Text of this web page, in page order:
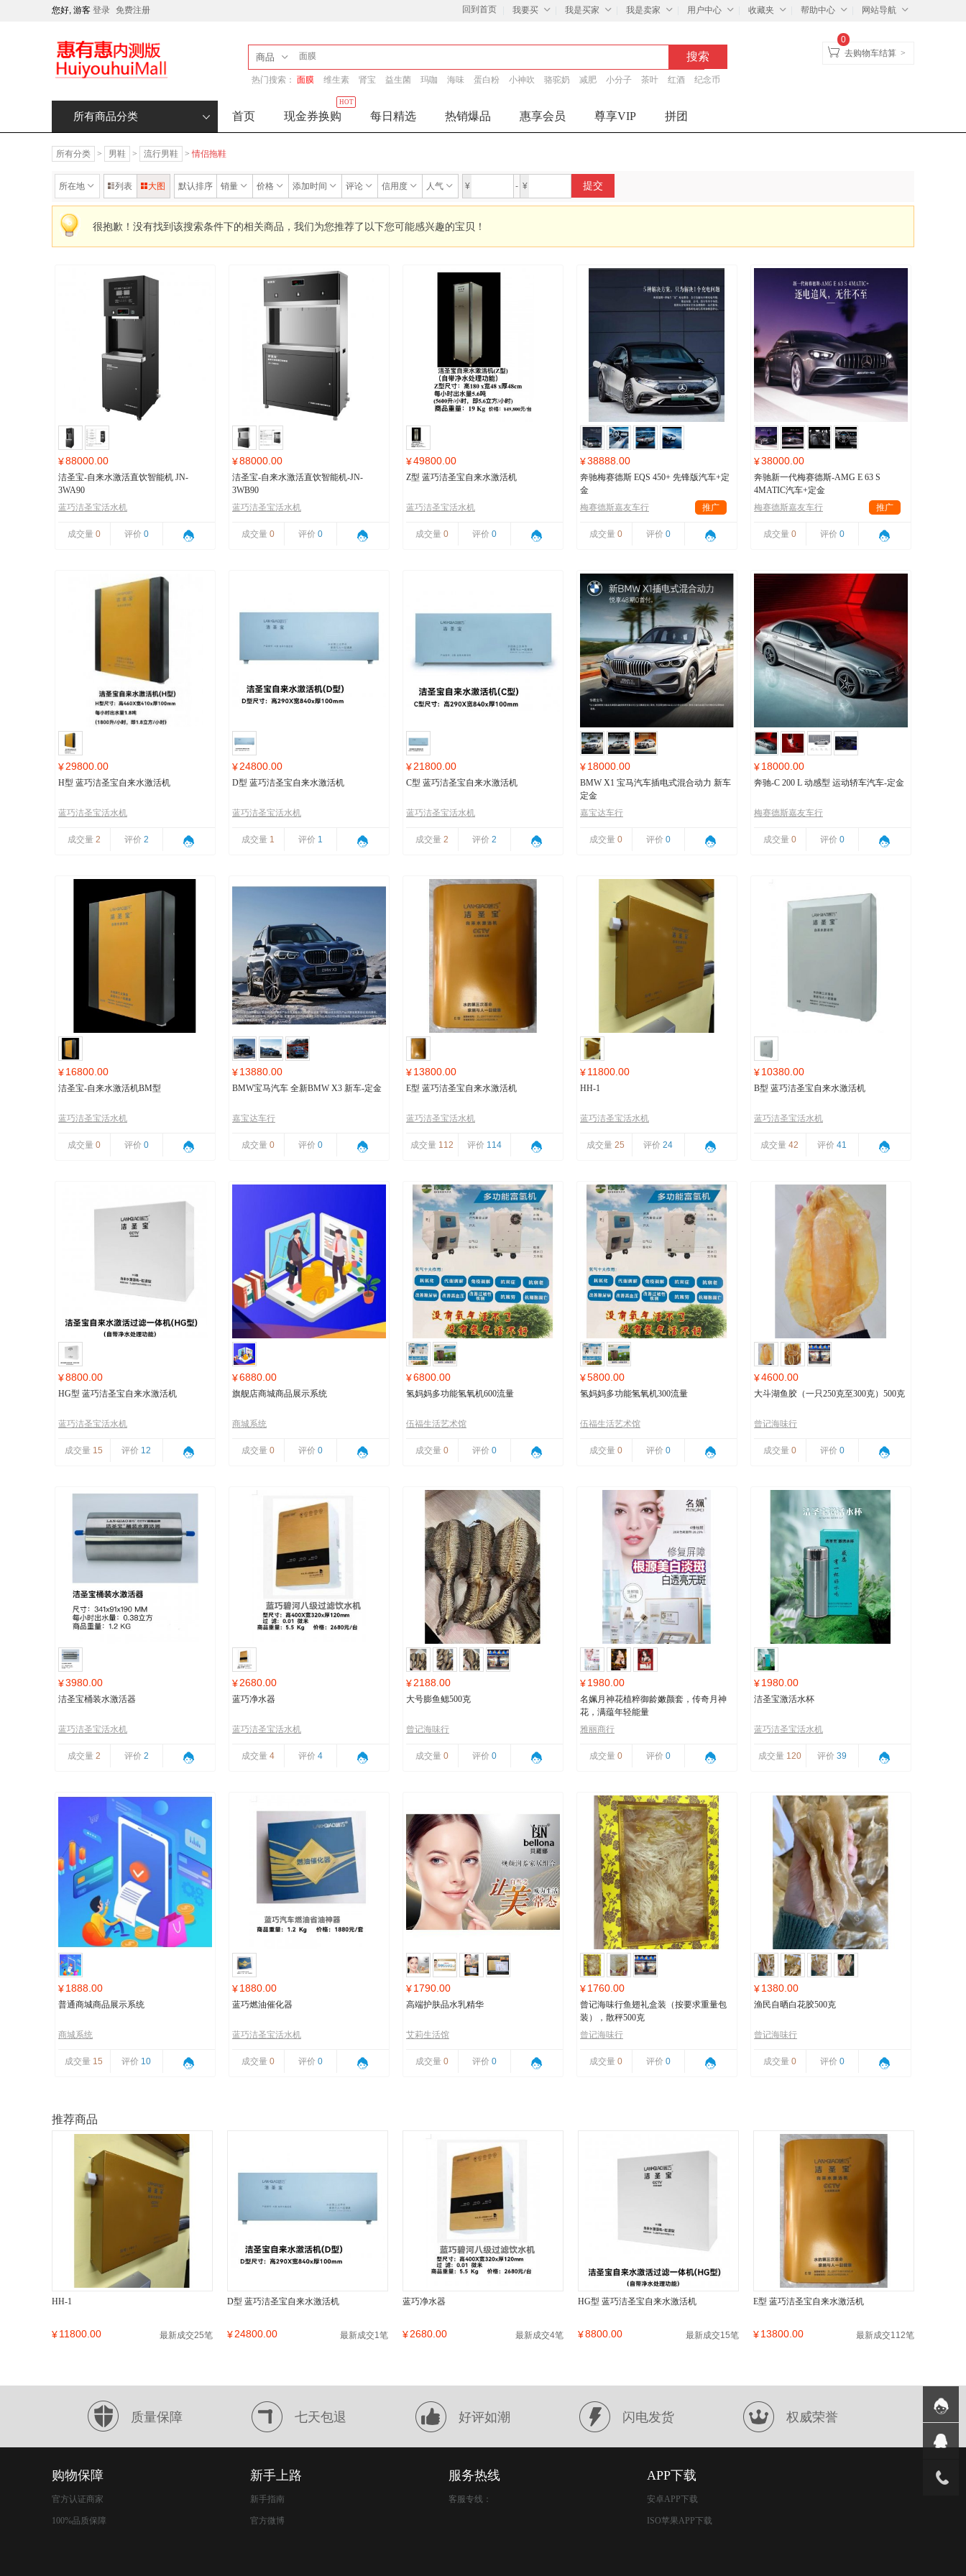
您好, 游客 登录 免费注册 回到首页 我要买 我是买家 我是卖家 用户中心 收藏夹 帮助中心 网站导航
商品
热门搜索： 面膜 维生素 肾宝 益生菌 玛咖 海味 蛋白粉 小神吹 骆驼奶 减肥 小分子 茶叶 红酒 纪念币
去购物车结算 >
0
所有商品分类 首页 现金券换购
HOT
每日精选 热销爆品 惠享会员 尊享VIP 拼团
所有分类 > 男鞋 > 流行男鞋 > 情侣拖鞋
所在地 列表 大图 默认排序 销量 价格 添加时间 评论 信用度 人气 ¥ - ¥ 提交
很抱歉！没有找到该搜索条件下的相关商品，我们为您推荐了以下您可能感兴趣的宝贝！
¥88000.00
洁圣宝-自来水激活直饮智能机 JN-
3WA90
蓝巧洁圣宝活水机
成交量 0 评价 0
¥88000.00
洁圣宝-自来水激活直饮智能机-JN-
3WB90
蓝巧洁圣宝活水机
成交量 0 评价 0
¥49800.00
Z型 蓝巧洁圣宝自来水激活机
蓝巧洁圣宝活水机
成交量 0 评价 0
¥38888.00
奔驰梅赛德斯 EQS 450+ 先锋版汽车+定
金
梅赛德斯嘉友车行
推广
成交量 0 评价 0
¥38000.00
奔驰新一代梅赛德斯-AMG E 63 S
4MATIC汽车+定金
梅赛德斯嘉友车行
推广
成交量 0 评价 0
¥29800.00
H型 蓝巧洁圣宝自来水激活机
蓝巧洁圣宝活水机
成交量 2 评价 2
¥24800.00
D型 蓝巧洁圣宝自来水激活机
蓝巧洁圣宝活水机
成交量 1 评价 1
¥21800.00
C型 蓝巧洁圣宝自来水激活机
蓝巧洁圣宝活水机
成交量 2 评价 2
¥18000.00
BMW X1 宝马汽车插电式混合动力 新车
定金
嘉宝达车行
成交量 0 评价 0
¥18000.00
奔驰-C 200 L 动感型 运动轿车汽车-定金
梅赛德斯嘉友车行
成交量 0 评价 0
¥16800.00
洁圣宝-自来水激活机BM型
蓝巧洁圣宝活水机
成交量 0 评价 0
¥13880.00
BMW宝马汽车 全新BMW X3 新车-定金
嘉宝达车行
成交量 0 评价 0
¥13800.00
E型 蓝巧洁圣宝自来水激活机
蓝巧洁圣宝活水机
成交量 112 评价 114
¥11800.00
HH-1
蓝巧洁圣宝活水机
成交量25 评价24
¥10380.00
B型 蓝巧洁圣宝自来水激活机
蓝巧洁圣宝活水机
成交量42 评价41
¥8800.00
HG型 蓝巧洁圣宝自来水激活机
蓝巧洁圣宝活水机
成交量 15 评价 12
¥6880.00
旗舰店商城商品展示系统
商城系统
成交量 0 评价 0
¥6800.00
氢妈妈多功能氢氧机600流量
伍福生活艺术馆
成交量 0 评价 0
¥5800.00
氢妈妈多功能氢氧机300流量
伍福生活艺术馆
成交量 0 评价 0
¥4600.00
大斗湖鱼胶（一只250克至300克）500克
曾记海味行
成交量 0 评价 0
¥3980.00
洁圣宝桶装水激活器
蓝巧洁圣宝活水机
成交量 2 评价 2
¥2680.00
蓝巧净水器
蓝巧洁圣宝活水机
成交量 4 评价 4
¥2188.00
大号膨鱼鳃500克
曾记海味行
成交量 0 评价 0
¥1980.00
名姵月神花植粹御龄嫩颜套，传奇月神
花，满蕴年轻能量
雅丽商行
成交量 0 评价 0
¥1980.00
洁圣宝激活水杯
蓝巧洁圣宝活水机
成交量 120 评价39
¥1888.00
普通商城商品展示系统
商城系统
成交量 15 评价 10
¥1880.00
蓝巧燃油催化器
蓝巧洁圣宝活水机
成交量 0 评价 0
¥1790.00
高端护肤品水乳精华
艾莉生活馆
成交量 0 评价 0
¥1760.00
曾记海味行鱼翅礼盒装（按要求重量包
装），散秤500克
曾记海味行
成交量 0 评价 0
¥1380.00
渔民自晒白花胶500克
曾记海味行
成交量 0 评价 0
推荐商品
HH-1
¥11800.00 最新成交25笔
D型 蓝巧洁圣宝自来水激活机
¥24800.00 最新成交1笔
蓝巧净水器
¥2680.00 最新成交4笔
HG型 蓝巧洁圣宝自来水激活机
¥8800.00 最新成交15笔
E型 蓝巧洁圣宝自来水激活机
¥13800.00 最新成交112笔
质量保障 七天包退 好评如潮 闪电发货 权威荣誉
购物保障
官方认证商家
100%品质保障
新手上路
新手指南
官方微博
服务热线
客服专线：
APP下载
安卓APP下载
ISO苹果APP下载